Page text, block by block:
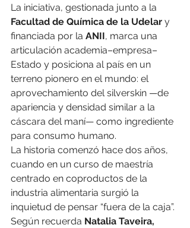
La iniciativa, gestionada junto a la
Facultad de Química de la Udelar y
financiada por la ANII, marca una
articulación academia–empresa–
Estado y posiciona al país en un
terreno pionero en el mundo: el
aprovechamiento del silverskin —de
apariencia y densidad similar a la
cáscara del maní— como ingrediente
para consumo humano.
La historia comenzó hace dos años,
cuando en un curso de maestría
centrado en coproductos de la
industria alimentaria surgió la
inquietud de pensar “fuera de la caja”.
Según recuerda Natalia Taveira,